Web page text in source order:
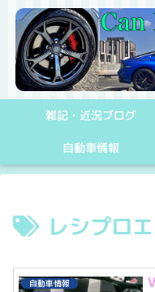
雑記・近況ブログ
自動車情報
レシプロ
自動車情報